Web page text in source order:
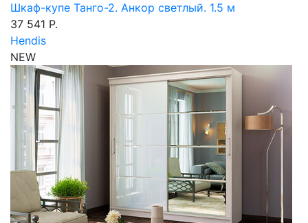
Шкаф-купе Танго-2. Анкор светлый. 1.5 м
37 541 Р.
Hendis
NEW